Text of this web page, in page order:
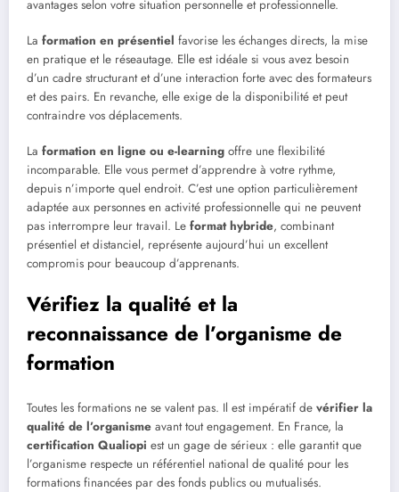
avantages selon votre situation personnelle et professionnelle.
La formation en présentiel favorise les échanges directs, la mise
en pratique et le réseautage. Elle est idéale si vous avez besoin
d’un cadre structurant et d’une interaction forte avec des formateurs
et des pairs. En revanche, elle exige de la disponibilité et peut
contraindre vos déplacements.
La formation en ligne ou e-learning offre une flexibilité
incomparable. Elle vous permet d’apprendre à votre rythme,
depuis n’importe quel endroit. C’est une option particulièrement
adaptée aux personnes en activité professionnelle qui ne peuvent
pas interrompre leur travail. Le format hybride, combinant
présentiel et distanciel, représente aujourd’hui un excellent
compromis pour beaucoup d’apprenants.
Vérifiez la qualité et la
reconnaissance de l’organisme de
formation
Toutes les formations ne se valent pas. Il est impératif de vérifier la
qualité de l’organisme avant tout engagement. En France, la
certification Qualiopi est un gage de sérieux : elle garantit que
l’organisme respecte un référentiel national de qualité pour les
formations financées par des fonds publics ou mutualisés.